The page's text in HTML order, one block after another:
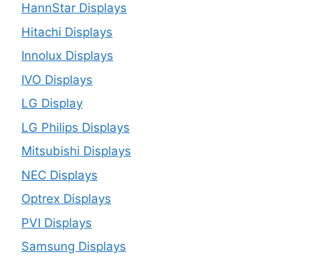
HannStar Displays
Hitachi Displays
Innolux Displays
IVO Displays
LG Display
LG Philips Displays
Mitsubishi Displays
NEC Displays
Optrex Displays
PVI Displays
Samsung Displays